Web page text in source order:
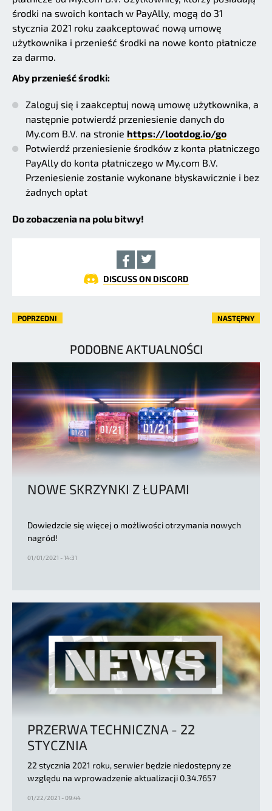
środki na swoich kontach w PayAlly, mogą do 31
stycznia 2021 roku zaakceptować nową umowę
użytkownika i przenieść środki na nowe konto płatnicze
za darmo.
Aby przenieść środki:
Zaloguj się i zaakceptuj nową umowę użytkownika, a
następnie potwierdź przeniesienie danych do
My.com B.V. na stronie https://lootdog.io/go
Potwierdź przeniesienie środków z konta płatniczego
PayAlly do konta płatniczego w My.com B.V.
Przeniesienie zostanie wykonane błyskawicznie i bez
żadnych opłat
Do zobaczenia na polu bitwy!
DISCUSS ON DISCORD
POPRZEDNI NASTĘPNY
PODOBNE AKTUALNOŚCI
NOWE SKRZYNKI Z ŁUPAMI
Dowiedzcie się więcej o możliwości otrzymania nowych
nagród!
01/01/2021 - 14:31
PRZERWA TECHNICZNA - 22
STYCZNIA
22 stycznia 2021 roku, serwier będzie niedostępny ze
względu na wprowadzenie aktualizacji 0.34.7657
01/22/2021 - 09:44